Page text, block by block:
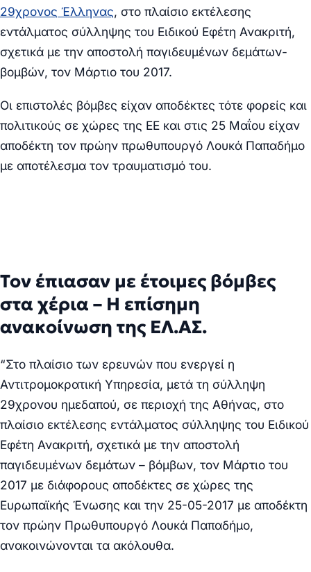
29χρονος Έλληνας, στο πλαίσιο εκτέλεσης
εντάλματος σύλληψης του Ειδικού Εφέτη Ανακριτή,
σχετικά με την αποστολή παγιδευμένων δεμάτων-
βομβών, τον Μάρτιο του 2017.
Οι επιστολές βόμβες είχαν αποδέκτες τότε φορείς και
πολιτικούς σε χώρες της ΕΕ και στις 25 Μαΐου είχαν
αποδέκτη τον πρώην πρωθυπουργό Λουκά Παπαδήμο
με αποτέλεσμα τον τραυματισμό του.
Τον έπιασαν με έτοιμες βόμβες
στα χέρια – Η επίσημη
ανακοίνωση της ΕΛ.ΑΣ.
“Στο πλαίσιο των ερευνών που ενεργεί η
Αντιτρομοκρατική Υπηρεσία, μετά τη σύλληψη
29χρονου ημεδαπού, σε περιοχή της Αθήνας, στο
πλαίσιο εκτέλεσης εντάλματος σύλληψης του Ειδικού
Εφέτη Ανακριτή, σχετικά με την αποστολή
παγιδευμένων δεμάτων – βόμβων, τον Μάρτιο του
2017 με διάφορους αποδέκτες σε χώρες της
Ευρωπαϊκής Ένωσης και την 25-05-2017 με αποδέκτη
τον πρώην Πρωθυπουργό Λουκά Παπαδήμο,
ανακοινώνονται τα ακόλουθα.